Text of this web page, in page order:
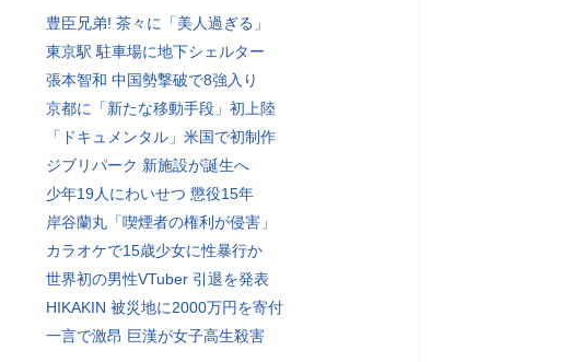
豊臣兄弟! 茶々に「美人過ぎる」
東京駅 駐車場に地下シェルター
張本智和 中国勢撃破で8強入り
京都に「新たな移動手段」初上陸
「ドキュメンタル」米国で初制作
ジブリパーク 新施設が誕生へ
少年19人にわいせつ 懲役15年
岸谷蘭丸「喫煙者の権利が侵害」
カラオケで15歳少女に性暴行か
世界初の男性VTuber 引退を発表
HIKAKIN 被災地に2000万円を寄付
一言で激昂 巨漢が女子高生殺害